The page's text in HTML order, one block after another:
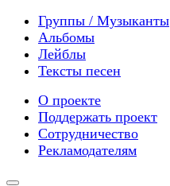
Группы / Музыканты
Альбомы
Лейблы
Тексты песен
О проекте
Поддержать проект
Сотрудничество
Рекламодателям